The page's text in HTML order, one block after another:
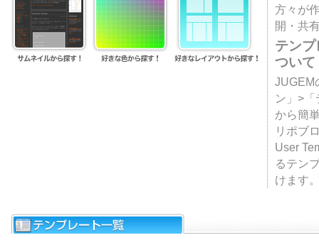
方々が
開・共
テン
ついて
JUGEM
ン」>
から簡
リポブ
User
るテン
けます